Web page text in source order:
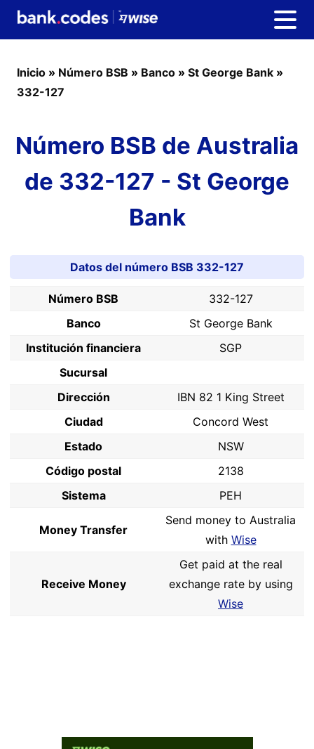
Inicio » Número BSB » Banco » St George Bank »
332-127
Número BSB de Australia
de 332-127 - St George
Bank
Datos del número BSB 332-127
Número BSB
332-127
Banco
St George Bank
Institución financiera
SGP
Sucursal
Dirección
IBN 82 1 King Street
Ciudad
Concord West
Estado
NSW
Código postal
2138
Sistema
PEH
Money Transfer
Send money to Australia
with Wise
Receive Money
Get paid at the real
exchange rate by using
Wise